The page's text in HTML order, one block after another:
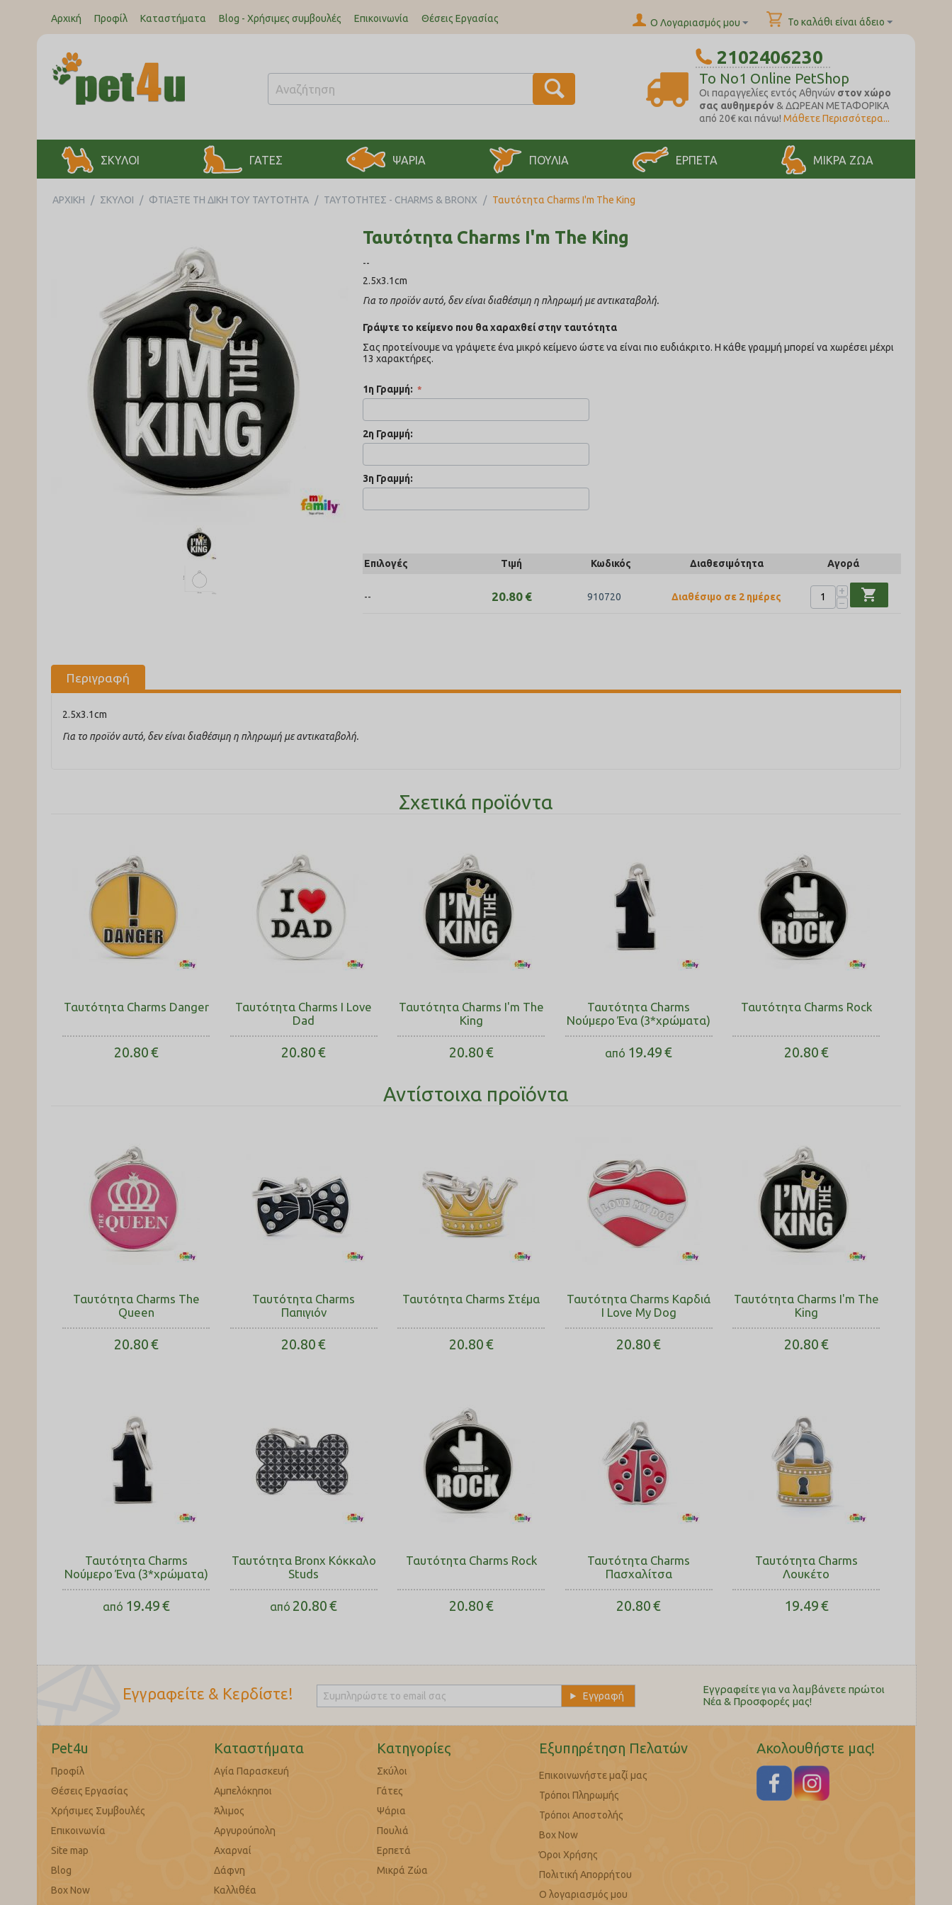
Αρχική Προφίλ Καταστήματα Blog - Χρήσιμες συμβουλές Επικοινωνία Θέσεις Εργασίας Το καλάθι είναι άδειο
Ο Λογαριασμός μου
2102406230
To No1 Online PetShop
Oι παραγγελίες εντός Αθηνών στον χώρο
σας αυθημερόν& ΔΩΡΕΑΝ ΜΕΤΑΦΟΡΙΚΑ
από 20€ και πάνω! Μάθετε Περισσότερα...
ΣΚΥΛΟΙ ΓΑΤΕΣ ΨΑΡΙΑ ΠΟΥΛΙΑ ΕΡΠΕΤΑ ΜΙΚΡΑ ΖΩΑ
ΑΡΧΙΚΉ / ΣΚΥΛΟΙ / ΦΤΙΆΞΤΕ ΤΗ ΔΙΚΉ ΤΟΥ ΤΑΥΤΌΤΗΤΑ / ΤΑΥΤΟΤΗΤΕΣ - CHARMS & BRONX / Ταυτότητα Charms I'm The King
Ταυτότητα Charms I'm The King
--
2.5x3.1cm
Για το προϊόν αυτό, δεν είναι διαθέσιμη η πληρωμή με αντικαταβολή.
Γράψτε το κείμενο που θα χαραχθεί στην ταυτότητα
Σας προτείνουμε να γράψετε ένα μικρό κείμενο ώστε να είναι πιο ευδιάκριτο. Η κάθε γραμμή μπορεί να χωρέσει μέχρι
13 χαρακτήρες.
1η Γραμμή:
2η Γραμμή:
3η Γραμμή:
Επιλογές Τιμή Κωδικός Διαθεσιμότητα Αγορά
-- 20.80 € 910720 Διαθέσιμο σε 2 ημέρες
+
−
shopping_cart
Περιγραφή
2.5x3.1cm
Για το προϊόν αυτό, δεν είναι διαθέσιμη η πληρωμή με αντικαταβολή.
Σχετικά προϊόντα
Ταυτότητα Charms Danger
20.80€
Ταυτότητα Charms I Love
Dad
20.80€
Ταυτότητα Charms I'm The
King
20.80€
Ταυτότητα Charms
Νούμερο Ένα (3*χρώματα)
από 19.49€
Ταυτότητα Charms Rock
20.80€
Αντίστοιχα προϊόντα
Ταυτότητα Charms The
Queen
20.80€
Ταυτότητα Charms
Παπιγιόν
20.80€
Ταυτότητα Charms Στέμα
20.80€
Ταυτότητα Charms Καρδιά
I Love My Dog
20.80€
Ταυτότητα Charms I'm The
King
20.80€
Ταυτότητα Charms
Νούμερο Ένα (3*χρώματα)
από 19.49€
Ταυτότητα Bronx Κόκκαλο
Studs
από 20.80€
Ταυτότητα Charms Rock
20.80€
Ταυτότητα Charms
Πασχαλίτσα
20.80€
Ταυτότητα Charms
Λουκέτο
19.49€
Εγγραφείτε & Κερδίστε!
Εγγραφείτε για να λαμβάνετε πρώτοι
Nέα & Προσφορές μας!
Pet4u
Προφίλ
Θέσεις Εργασίας
Χρήσιμες Συμβουλές
Επικοινωνία
Site map
Blog
Box Now
Καταστήματα
Αγία Παρασκευή
Αμπελόκηποι
Άλιμος
Αργυρούπολη
Αχαρναί
Δάφνη
Καλλιθέα
Κατηγορίες
Σκύλοι
Γάτες
Ψάρια
Πουλιά
Ερπετά
Μικρά Ζώα
Εξυπηρέτηση Πελατών
Επικοινωνήστε μαζί μας
Τρόποι Πληρωμής
Τρόποι Αποστολής
Box Now
Όροι Χρήσης
Πολιτική Απορρήτου
Ο λογαριασμός μου
Ακολουθήστε μας!